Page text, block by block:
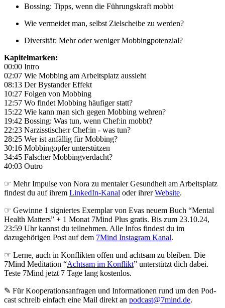
Bossing: Tipps, wenn die Führungskraft mobbt
Wie vermeidet man, selbst Zielscheibe zu werden?
Diversität: Mehr oder weniger Mobbingpotenzial?
Kapitelmarken:
00:00 Intro
02:07 Wie Mobbing am Arbeitsplatz aussieht
08:13 Der Bystander Effekt
10:27 Folgen von Mobbing
12:57 Wo findet Mobbing häufiger statt?
15:22 Wie kann man sich gegen Mobbing wehren?
19:42 Bossing: Was tun, wenn Chef:in mobbt?
22:23 Narzisstische:r Chef:in - was tun?
28:25 Wer ist anfällig für Mobbing?
30:16 Mobbingopfer unterstützen
34:45 Falscher Mobbingverdacht?
40:03 Outro
☞ Mehr Impulse von Nora zu mentaler Gesundheit am Arbeitsplatz
findest du auf ihrem LinkedIn-Kanal oder ihrerWebsite.
☞ Gewinne 1 signiertes Exemplar von Evas neuem Buch “Mental
Health Matters” + 1 Monat 7Mind Plus gratis. Bis zum 23.10.24,
23:59 Uhr kannst du teilnehmen. Alle Infos findest du im
dazugehörigen Post auf dem 7Mind Instagram Kanal.
☞ Lerne, auch in Konflikten offen und achtsam zu bleiben. Die
7Mind Meditation “Achtsam im Konflikt” unterstützt dich dabei.
Teste 7Mind jetzt 7 Tage lang kostenlos.
✎ Für Koope­ra­ti­ons­an­fra­gen und Infor­ma­tio­nen rund um den Pod­
cast schreib ein­fach eine Mail direkt an podcast@7mind.de.